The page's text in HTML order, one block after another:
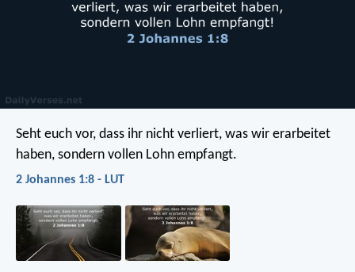
Seht euch vor, dass ihr nicht verliert, was wir erarbeitet
haben, sondern vollen Lohn empfangt.
2 Johannes 1:8 - LUT